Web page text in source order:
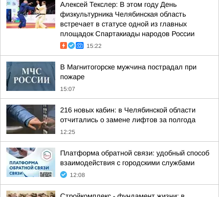
Алексей Текслер: В этом году День
физкультурника Челябинская область
встречает в статусе одной из главных
площадок Спартакиады народов России
15:22
В Магнитогорске мужчина пострадал при
пожаре
15:07
216 новых кабин: в Челябинской области
отчитались о замене лифтов за полгода
12:25
Платформа обратной связи: удобный способ
взаимодействия с городскими службами
12:08